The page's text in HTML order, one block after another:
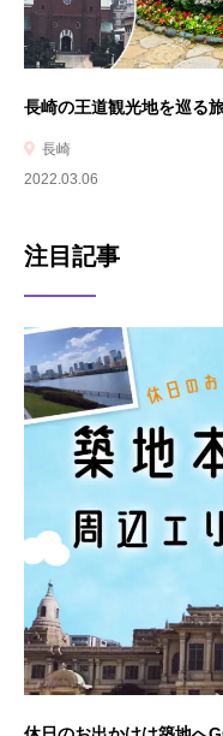
長崎の王道観光地を巡る
長崎
2022.03.06
注目記事